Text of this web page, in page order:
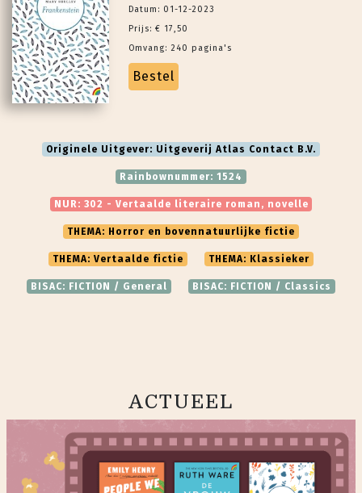
Datum: 01-12-2023
Prijs: € 17,50
Omvang: 240 pagina's
Bestel
Originele Uitgever: Uitgeverij Atlas Contact B.V.
Rainbownummer: 1524
NUR: 302 - Vertaalde literaire roman, novelle
THEMA: Horror en bovennatuurlijke fictie
THEMA: Vertaalde fictie THEMA: Klassieker
BISAC: FICTION / General BISAC: FICTION / Classics
ACTUEEL